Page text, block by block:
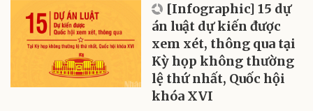
[Infographic] 15 dự
án luật dự kiến được
xem xét, thông qua tại
Kỳ họp không thường
lệ thứ nhất, Quốc hội
khóa XVI